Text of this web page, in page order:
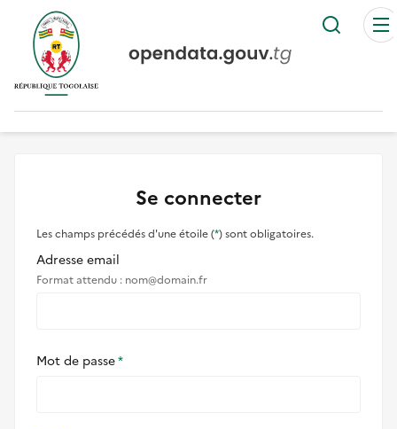
Se connecter
Les champs précédés d'une étoile (*) sont obligatoires.
Adresse email
Format attendu : nom@domain.fr
Mot de passe